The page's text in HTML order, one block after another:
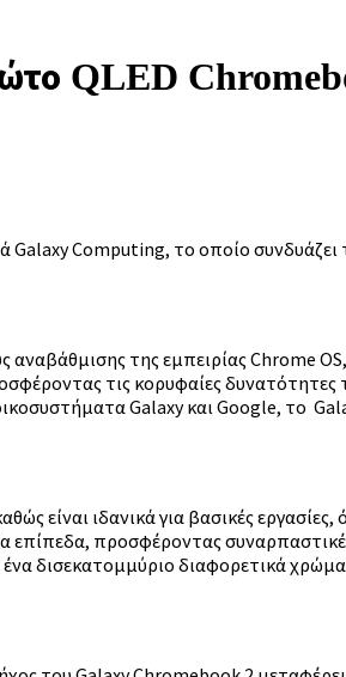
QLED
Computing, το οποίο συνδυάζει
της εμπειρίας Chrome
τις κορυφαίες
Galaxy και Google, το
είναι ιδανικά για βασικές
επίπεδα, προσφέροντας
δισεκατομμύριο διαφορετικά